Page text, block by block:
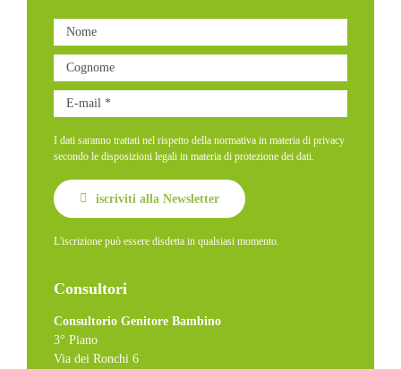
I dati saranno trattati nel rispetto della normativa in materia di privacy
secondo le disposizioni legali in materia di protezione dei dati.
iscriviti alla Newsletter
L'iscrizione può essere disdetta in qualsiasi momento.
Consultori
Consultorio Genitore Bambino
3° Piano
Via dei Ronchi 6